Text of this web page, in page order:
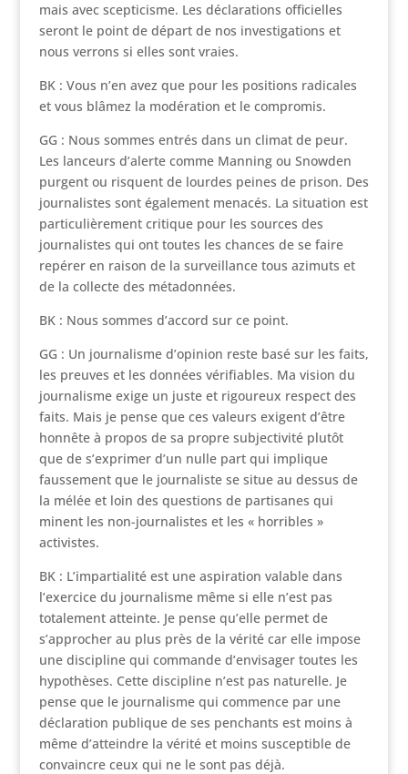
mais avec scepticisme. Les déclarations officielles
seront le point de départ de nos investigations et
nous verrons si elles sont vraies.
BK : Vous n’en avez que pour les positions radicales
et vous blâmez la modération et le compromis.
GG : Nous sommes entrés dans un climat de peur.
Les lanceurs d’alerte comme Manning ou Snowden
purgent ou risquent de lourdes peines de prison. Des
journalistes sont également menacés. La situation est
particulièrement critique pour les sources des
journalistes qui ont toutes les chances de se faire
repérer en raison de la surveillance tous azimuts et
de la collecte des métadonnées.
BK : Nous sommes d’accord sur ce point.
GG : Un journalisme d’opinion reste basé sur les faits,
les preuves et les données vérifiables. Ma vision du
journalisme exige un juste et rigoureux respect des
faits. Mais je pense que ces valeurs exigent d’être
honnête à propos de sa propre subjectivité plutôt
que de s’exprimer d’un nulle part qui implique
faussement que le journaliste se situe au dessus de
la mélée et loin des questions de partisanes qui
minent les non-journalistes et les « horribles »
activistes.
BK : L’impartialité est une aspiration valable dans
l’exercice du journalisme même si elle n’est pas
totalement atteinte. Je pense qu’elle permet de
s’approcher au plus près de la vérité car elle impose
une discipline qui commande d’envisager toutes les
hypothèses. Cette discipline n’est pas naturelle. Je
pense que le journalisme qui commence par une
déclaration publique de ses penchants est moins à
même d’atteindre la vérité et moins susceptible de
convaincre ceux qui ne le sont pas déjà.